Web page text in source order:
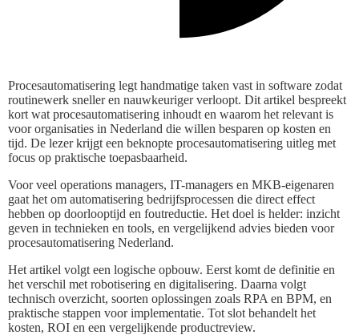
Procesautomatisering legt handmatige taken vast in software zodat
routinewerk sneller en nauwkeuriger verloopt. Dit artikel bespreekt
kort wat procesautomatisering inhoudt en waarom het relevant is
voor organisaties in Nederland die willen besparen op kosten en
tijd. De lezer krijgt een beknopte procesautomatisering uitleg met
focus op praktische toepasbaarheid.
Voor veel operations managers, IT-managers en MKB-eigenaren
gaat het om automatisering bedrijfsprocessen die direct effect
hebben op doorlooptijd en foutreductie. Het doel is helder: inzicht
geven in technieken en tools, en vergelijkend advies bieden voor
procesautomatisering Nederland.
Het artikel volgt een logische opbouw. Eerst komt de definitie en
het verschil met robotisering en digitalisering. Daarna volgt
technisch overzicht, soorten oplossingen zoals RPA en BPM, en
praktische stappen voor implementatie. Tot slot behandelt het
kosten, ROI en een vergelijkende productreview.